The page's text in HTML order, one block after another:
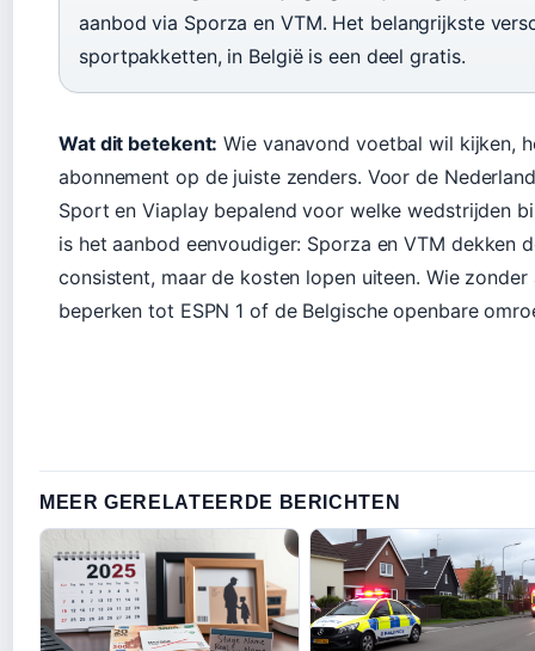
aanbod via Sporza en VTM. Het belangrijkste
sportpakketten, in België is een deel gratis.
Wat dit betekent: Wie vanavond voetbal wil kijken,
abonnement op de juiste zenders. Voor de
Sport en Viaplay bepalend voor welke wedstrijden
is het aanbod eenvoudiger: Sporza en VTM dekken
consistent, maar de kosten lopen uiteen. Wie
beperken tot ESPN 1 of de Belgische openbare
MEER GERELATEERDE BERICHTEN